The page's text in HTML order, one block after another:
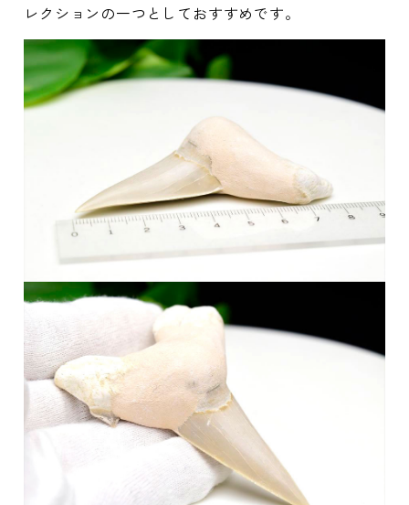
レクションの一つとしておすすめです。